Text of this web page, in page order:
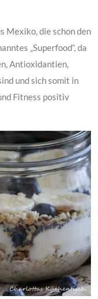
Mexiko, die schon den
„Superfood“, da
Antioxidantien,
und sich somit in
Fitness positiv